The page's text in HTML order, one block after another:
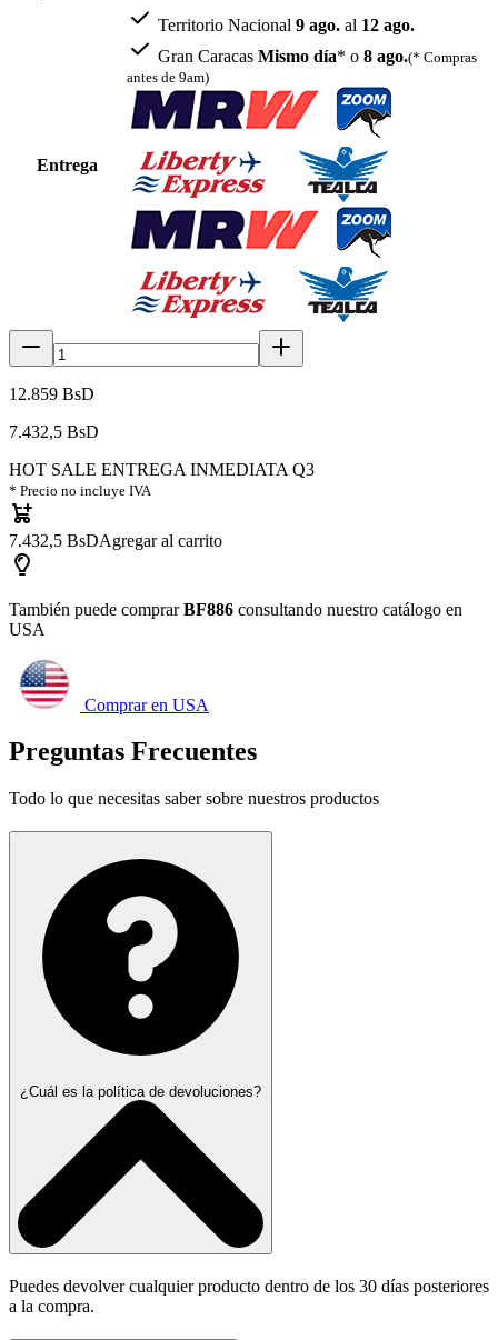
Entrega
Territorio Nacional 9 ago. al 12 ago.
Gran Caracas Mismo día* o 8 ago.(* Compras
antes de 9am)
12.859 BsD
7.432,5 BsD
HOT SALE ENTREGA INMEDIATA Q3
* Precio no incluye IVA
7.432,5 BsDAgregar al carrito
También puede comprarBF886 consultando nuestro catálogo en
USA
Comprar en USA
Preguntas Frecuentes
Todo lo que necesitas saber sobre nuestros productos
¿Cuál es la política de devoluciones?
Puedes devolver cualquier producto dentro de los 30 días posteriores
a la compra.